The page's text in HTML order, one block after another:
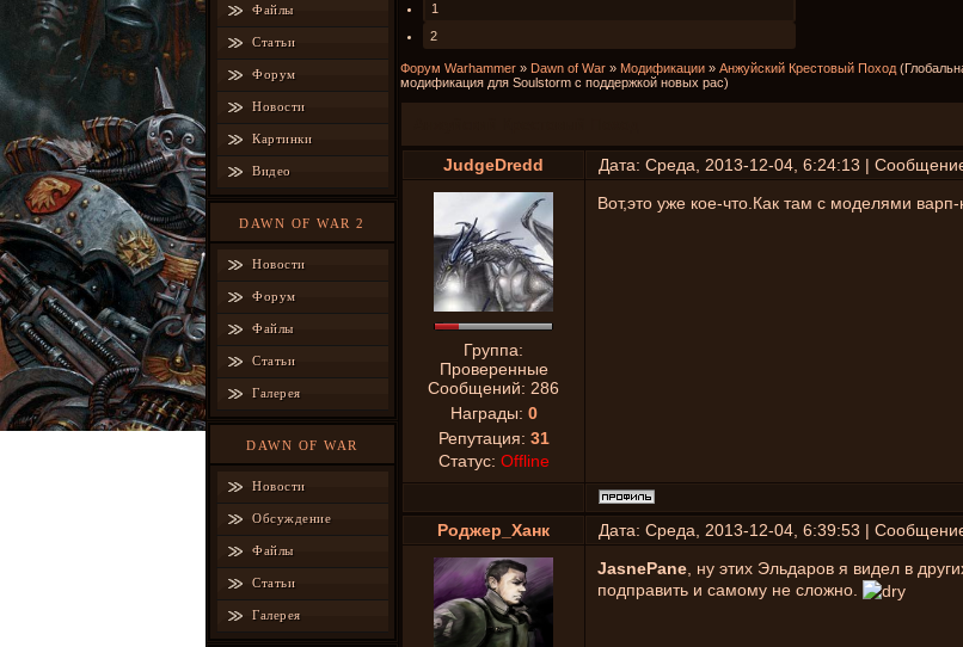
Файлы
Статьи
Форум
Новости
Картинки
Видео
DAWN OF WAR 2
Новости
Форум
Файлы
Статьи
Галерея
DAWN OF WAR
Новости
Обсуждение
Файлы
Статьи
Галерея
1
2
Форум Warhammer » Dawn of War » Модификации » Анжуйский Крестовый Поход
модификация для Soulstorm с поддержкой новых рас)
JudgeDredd Дата: Среда, 2013-12-04, 6:24:13 |
Группа:
Проверенные
Сообщений: 286
Награды: 0
Репутация: 31
Статус: Offline
Вот,это уже кое-что.Как там с моделями
Роджер_Ханк Дата: Среда, 2013-12-04, 6:39:53 |
JasnePane , ну этих Эльдаров я видел в
подправить и самому не сложно.